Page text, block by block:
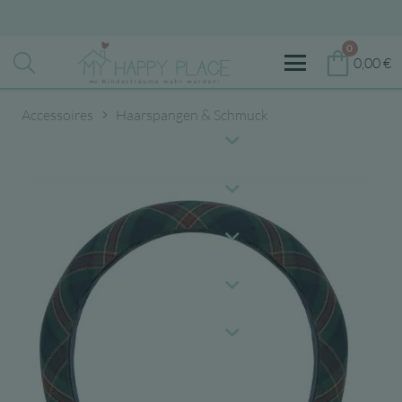
0
0,00€
Accessoires Haarspangen & Schmuck